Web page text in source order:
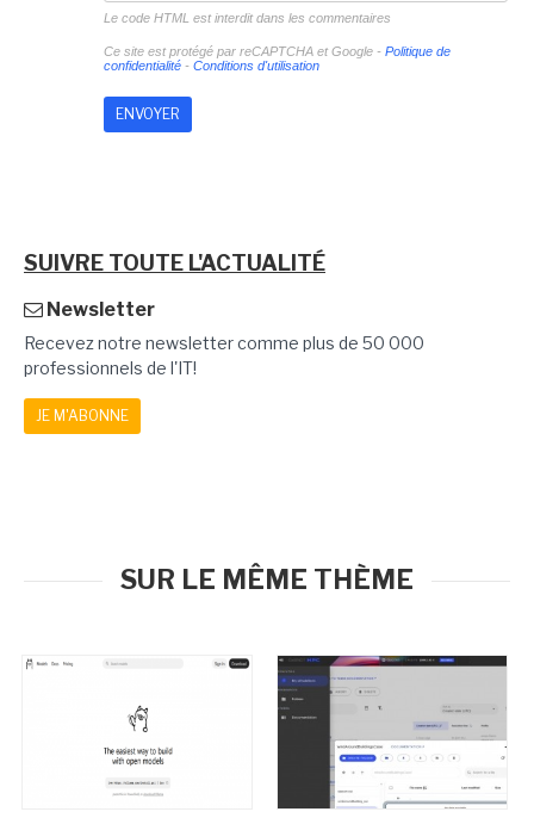
Le code HTML est interdit dans les commentaires
Ce site est protégé par reCAPTCHA et Google - Politique de
confidentialité- Conditions d'utilisation
SUIVRE TOUTE L'ACTUALITÉ
Newsletter
Recevez notre newsletter comme plus de 50 000
professionnels de l'IT!
JE M'ABONNE
SUR LE MÊME THÈME